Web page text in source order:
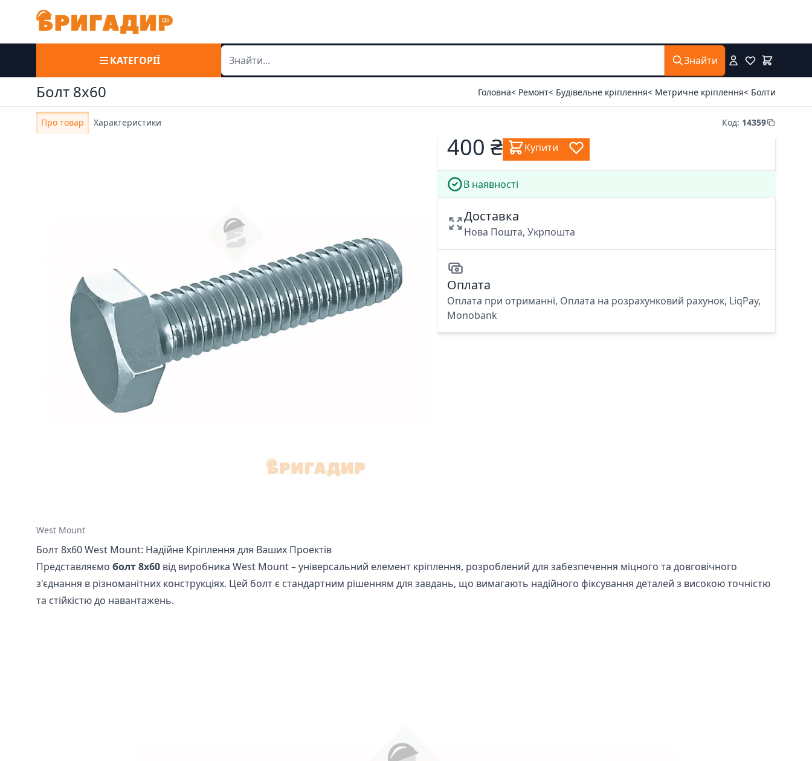
КАТЕГОРІЇ Знайти
Болт 8х60 Головна< Ремонт< Будівельне кріплення< Метричне кріплення< Болти
Про товар Характеристики Код: 14359
West Mount
400 ₴ Купити
В наявності
Доставка
Нова Пошта, Укрпошта
Оплата
Оплата при отриманні, Оплата на розрахунковий рахунок, LiqPay,
Monobank
Болт 8х60 West Mount: Надійне Кріплення для Ваших Проектів
Представляємо болт 8х60 від виробника West Mount – універсальний елемент кріплення, розроблений для забезпечення міцного та довговічного
з'єднання в різноманітних конструкціях. Цей болт є стандартним рішенням для завдань, що вимагають надійного фіксування деталей з високою точністю
та стійкістю до навантажень.